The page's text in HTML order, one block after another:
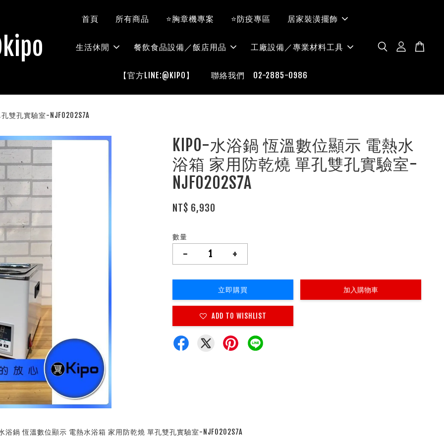
首頁 所有商品 ⭐胸章機專案 ⭐防疫專區 居家裝潢擺飾
生活休閒 餐飲食品設備／飯店用品 工廠設備／專業材料工具
【官方LINE:@KIPO】 聯絡我們 02-2885-0986
雙孔實驗室-NJF0202S7A
KIPO-水浴鍋 恆溫數位顯示 電熱水
浴箱 家用防乾燒 單孔雙孔實驗室-
NJF0202S7A
NT$ 6,930
數量
- +
立即購買 加入購物車
ADD TO WISHLIST
浴鍋 恆溫數位顯示 電熱水浴箱 家用防乾燒 單孔雙孔實驗室-NJF0202S7A